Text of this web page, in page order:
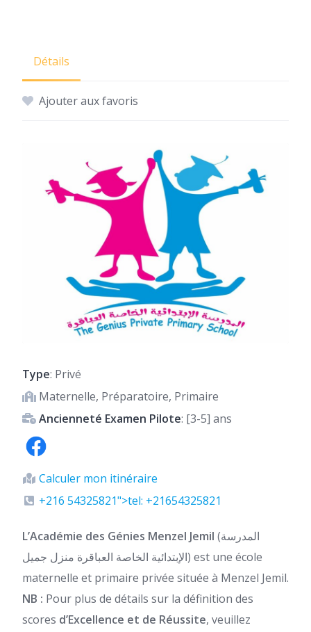
Détails
Ajouter aux favoris
Type: Privé
Maternelle, Préparatoire, Primaire
Ancienneté Examen Pilote: [3-5] ans
Calculer mon itinéraire
+216 54325821">tel: +21654325821
L’Académie des Génies Menzel Jemil (المدرسة
الإبتدائية الخاصة العباقرة منزل جميل) est une école
maternelle et primaire privée située à Menzel Jemil.
NB : Pour plus de détails sur la définition des
scores d’Excellence et de Réussite, veuillez